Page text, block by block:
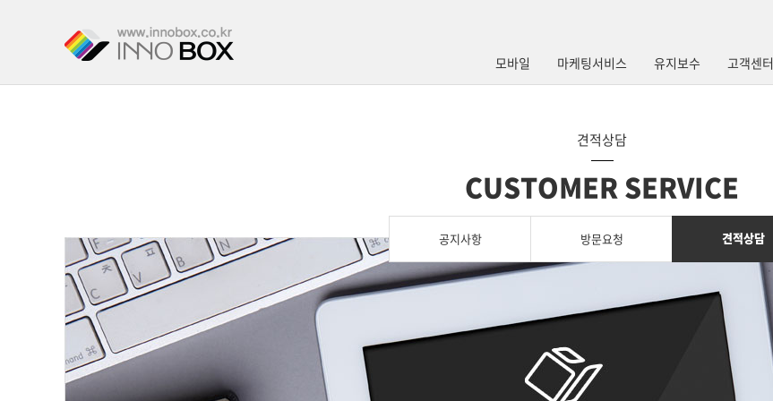
모바일 마케팅서비스 유지보수 고객센터
견적상담
CUSTOMER SERVICE
공지사항 방문요청 견적상담